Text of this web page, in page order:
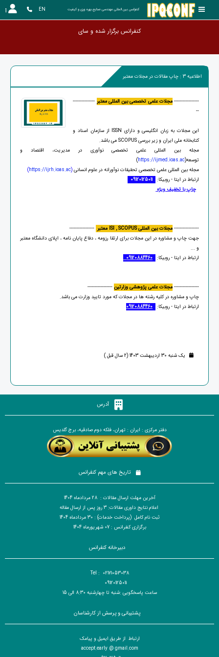
کنفرانس بین المللی مهندسی صنایع،بهره وری و کیفیت EN
کنفرانس برگزار شد
اطلاعیه 3 : چاپ مقالات در مجلات معتبر
----------------- مجلات علمی تخصصی بین المللی معتبر ---------------
--
این مجلات به زبان انگلیسی و دارای ISSN از سازمان اسناد و
کتابخانه ملی ایران و زیر بررسی SCOPUS می باشد.
مجله بین المللی علمی تخصصی نوآوری در مدیریت، اقتصاد و
توسعه(https://ijmed.ioas.ac
)
مجله بین المللی علمی تخصصی تحقیقات نوآورانه در علوم انسانی (
https://ijrh.ioas.ac
)
ارتباط در ایتا - روبیکا:
09120125011
چاپ با تخفیف ویژه
----------------- مجلات بین المللی ISI , SCOPUS معتبر
-----------------
جهت چاپ و مشاوره در این مجلات برای ارتقا رزومه ، دفاع پایان نامه ، اپلای دانشگاه معتبر
و ...
ارتباط در ایتا - روبیکا: 09120884460
----------------- مجلات علمی پژوهشی وزارتین-----------------
چاپ و مشاوره در کلیه رشته ها در مجلات که مورد تایید وزارت می باشد.
ارتباط در ایتا - روبیکا: 09120884460
یک شنبه 30 اردیبهشت 1403 (2 سال قبل )
آدرس
دفتر مرکزی : ایران : تهران، فلکه دوم صادقیه، برج گلدیس
تاریخ های مهم کنفرانس
آخرین مهلت ارسال مقالات : 28 مردادماه 1404
اعلام نتایج داوری مقالات: 3 روز پس از ارسال مقاله
ثبت نام کامل (پرداخت خدمات) : 30 مردادماه 1404
برگزاری کنفرانس : 07 شهریورماه 1404
دبیرخانه کنفرانس
Tel : 02171053038
09120125011
ساعت پاسخگویی :شنبه تا چهارشنبه 8:30 الی 15
پشتیبانی و پرسش از کارشناسان
ارتباط از طریق ایمیل و پیامک
accept.early @ gmail.com